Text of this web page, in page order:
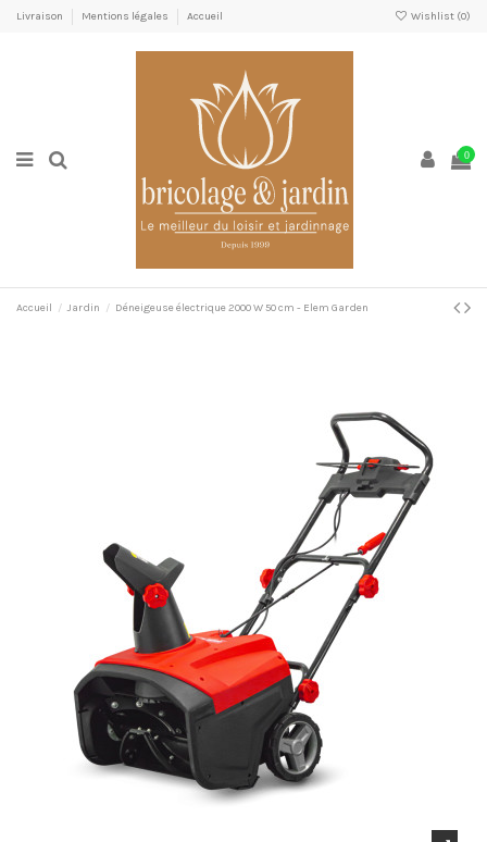
Livraison Mentions légales Accueil Wishlist (0)
0
Accueil Jardin Déneigeuse électrique 2000 W 50 cm - Elem Garden